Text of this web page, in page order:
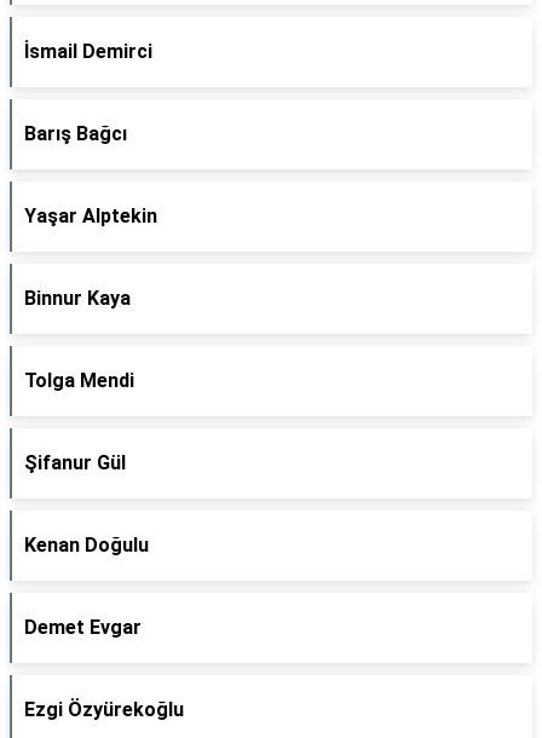
İsmail Demirci
Barış Bağcı
Yaşar Alptekin
Binnur Kaya
Tolga Mendi
Şifanur Gül
Kenan Doğulu
Demet Evgar
Ezgi Özyürekoğlu